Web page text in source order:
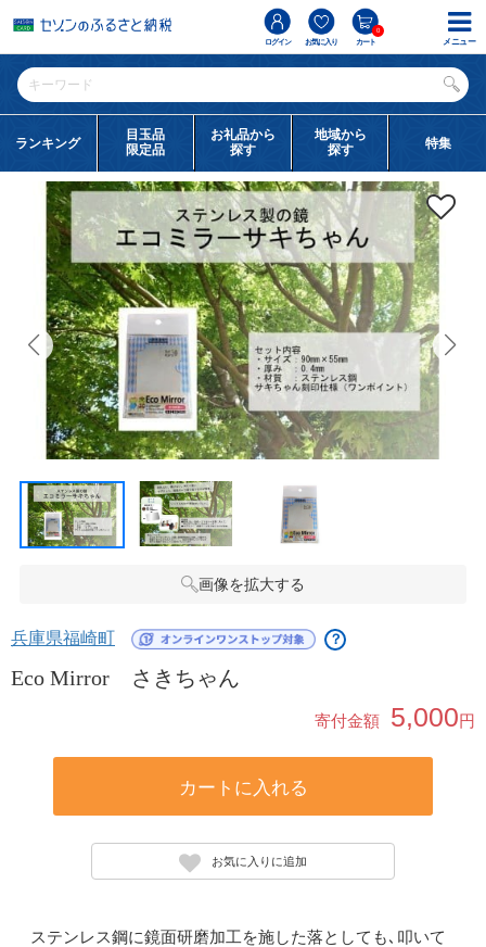
ログイン お気に入り カート
0
ランキング
目玉品
限定品
お礼品から
探す
地域から
探す
特集
画像を拡大する
兵庫県福崎町 ？
Eco Mirror さきちゃん
寄付金額 5,000円
カートに入れる
お気に入りに追加
ステンレス鋼に鏡面研磨加工を施した落としても､叩いて
メニュー